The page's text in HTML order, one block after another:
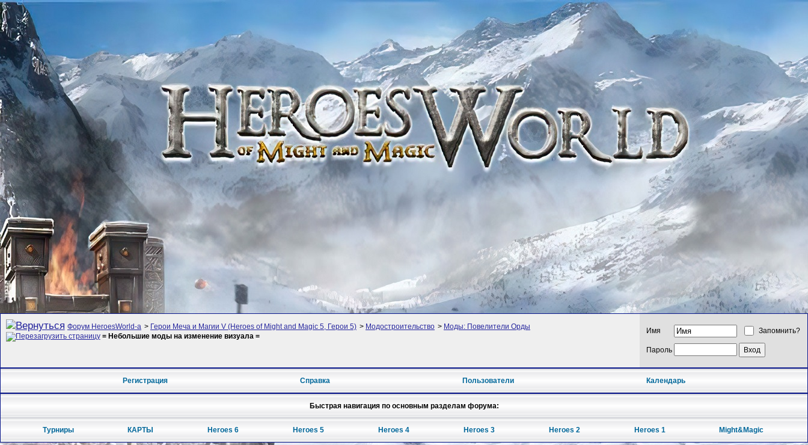
Форум HeroesWorld-а > Герои Меча и Магии V (Heroes of Might and Magic 5, Герои 5) > Модостроительство > Моды: Повелители Орды
= Небольшие моды на изменение визуала =
Имя Запомнить?
Пароль
Регистрация Справка Пользователи Календарь
Быстрая навигация по основным разделам форума:
Турниры КАРТЫ Heroes 6 Heroes 5 Heroes 4 Heroes 3 Heroes 2 Heroes 1 Might&Magic